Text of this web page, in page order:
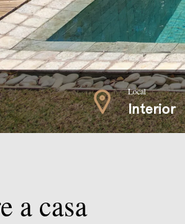
Local
Interior
a casa